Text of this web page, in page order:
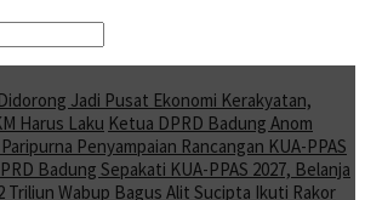
Jadi Pusat Ekonomi Kerakyatan,
Harus Laku Ketua DPRD Badung Anom
Penyampaian Rancangan KUA-PPAS
Badung Sepakati KUA-PPAS 2027, Belanja
Triliun Wabup Bagus Alit Sucipta Ikuti Rakor